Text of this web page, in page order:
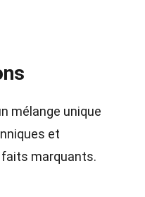
mélange unique
et
faits marquants.